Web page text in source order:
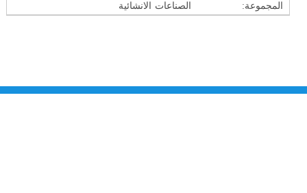
المجموعة:
الصناعات الانشائية